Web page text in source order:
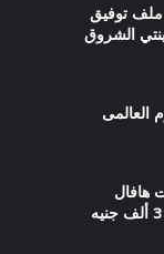
ملف توفيق
الشروق
العالمى
هافال